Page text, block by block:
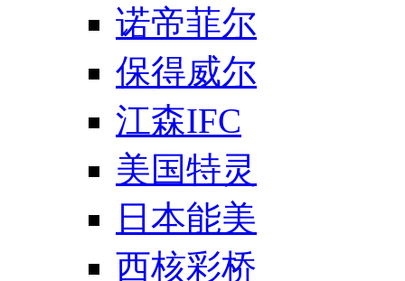
诺帝菲尔
保得威尔
江森IFC
美国特灵
日本能美
西核彩桥